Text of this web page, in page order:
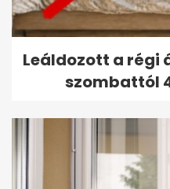
Leáldozott a régi
szombattól